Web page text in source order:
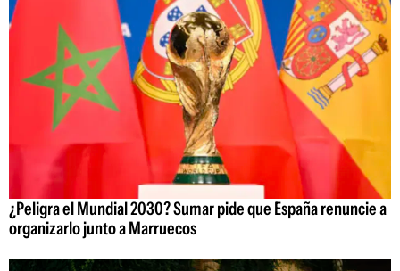
¿Peligra el Mundial 2030? Sumar pide que España renuncie a
organizarlo junto a Marruecos